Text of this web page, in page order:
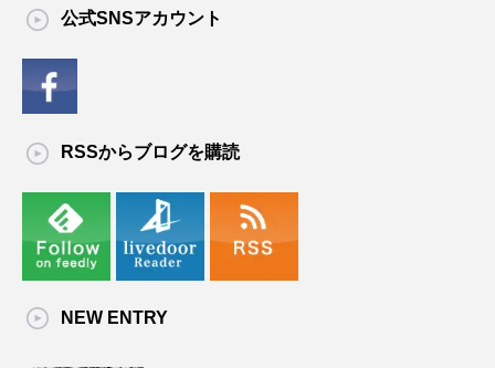
公式SNSアカウント
RSSからブログを購読
NEW ENTRY